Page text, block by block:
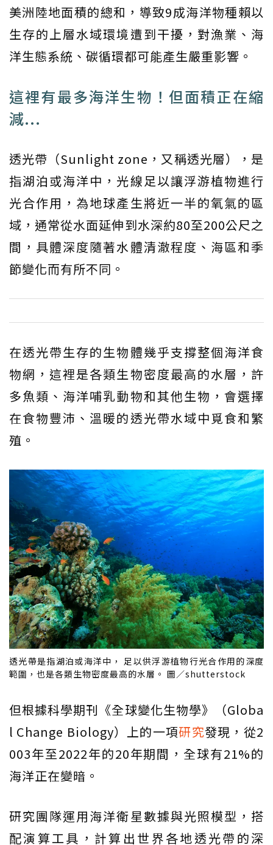
美洲陸地面積的總和，導致9成海洋物種賴以
生存的上層水域環境遭到干擾，對漁業、海
洋生態系統、碳循環都可能產生嚴重影響。
這裡有最多海洋生物！但面積正在縮
減...
透光帶（Sunlight zone，又稱透光層），是
指湖泊或海洋中，光線足以讓浮游植物進行
光合作用，為地球產生將近一半的氧氣的區
域，通常從水面延伸到水深約80至200公尺之
間，具體深度隨著水體清澈程度、海區和季
節變化而有所不同。
在透光帶生存的生物體幾乎支撐整個海洋食
物網，這裡是各類生物密度最高的水層，許
多魚類、海洋哺乳動物和其他生物，會選擇
在食物豐沛、溫暖的透光帶水域中覓食和繁
殖。
透光帶是指湖泊或海洋中， 足以供浮游植物行光合作用的深度
範圍，也是各類生物密度最高的水層。 圖／shutterstock
但根據科學期刊《全球變化生物學》（Globa
l Change Biology）上的一項研究發現，從2
003年至2022年的20年期間，全球有21%的
海洋正在變暗。
研究團隊運用海洋衛星數據與光照模型，搭
配演算工具，計算出世界各地透光帶的深